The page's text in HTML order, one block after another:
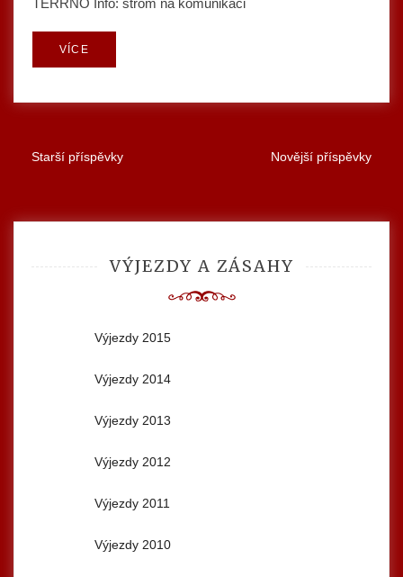
VÍCE
pro
příspěvky
Starší příspěvky Novější příspěvky
VÝJEZDY A ZÁSAHY
Výjezdy 2015
Výjezdy 2014
Výjezdy 2013
Výjezdy 2012
Výjezdy 2011
Výjezdy 2010